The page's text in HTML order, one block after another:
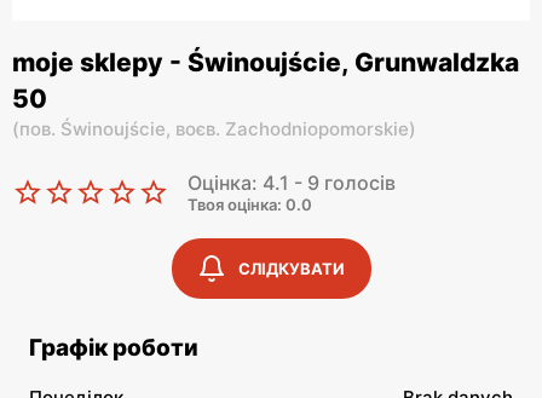
moje sklepy - Świnoujście, Grunwaldzka
50
(пов. Świnoujście, воєв. Zachodniopomorskie)
Оцінка: 4.1 - 9 голосів
Твоя оцінка: 0.0
СЛІДКУВАТИ
Графік роботи